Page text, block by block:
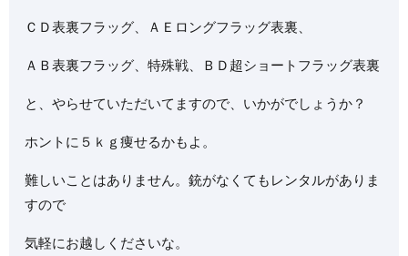
ＣＤ表裏フラッグ、ＡＥロングフラッグ表裏、
ＡＢ表裏フラッグ、特殊戦、ＢＤ超ショートフラッグ表裏
と、やらせていただいてますので、いかがでしょうか？
ホントに５ｋｇ痩せるかもよ。
難しいことはありません。銃がなくてもレンタルがありま
すので
気軽にお越しくださいな。